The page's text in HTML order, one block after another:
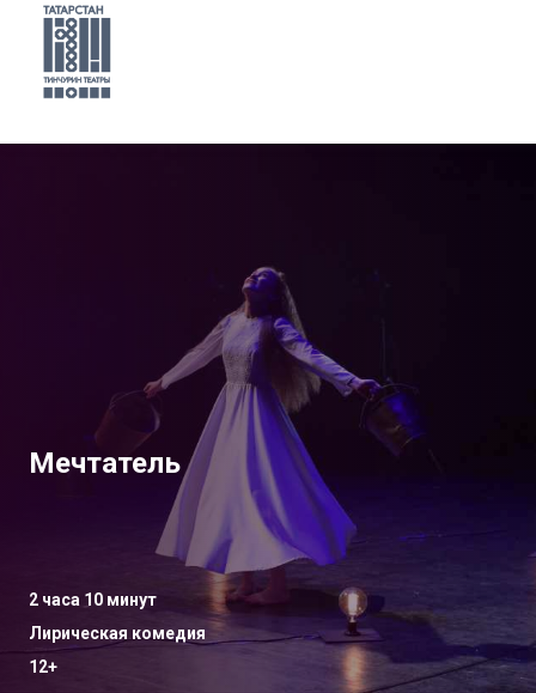
Мечтатель
2 часа 10 минут
Лирическая комедия
12+